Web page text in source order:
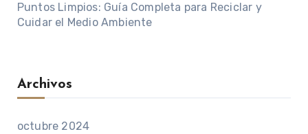
Puntos Limpios: Guía Completa para Reciclar y
Cuidar el Medio Ambiente
Archivos
octubre 2024